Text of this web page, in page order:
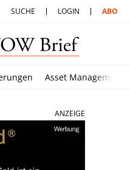
SUCHE LOGIN ABO
Asset Management
ANZEIGE